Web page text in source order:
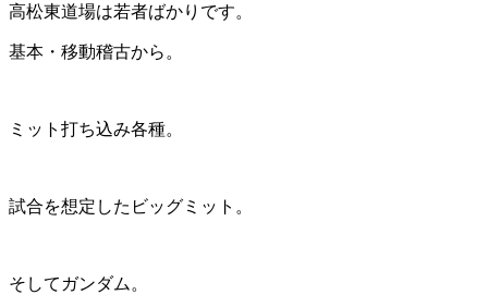
高松東道場は若者ばかりです。
基本・移動稽古から。
ミット打ち込み各種。
試合を想定したビッグミット。
そしてガンダム。